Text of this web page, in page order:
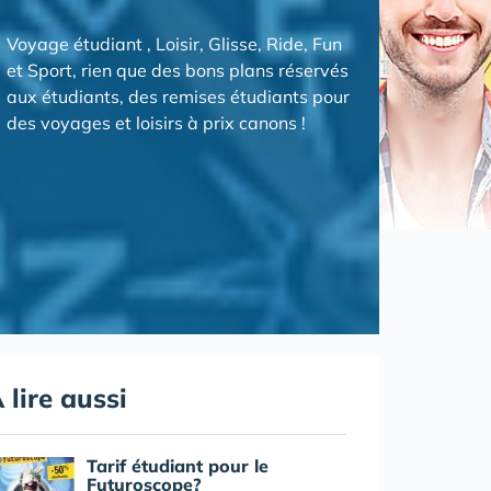
Voyage étudiant , Loisir, Glisse, Ride, Fun
et Sport, rien que des bons plans réservés
aux étudiants, des remises étudiants pour
des voyages et loisirs à prix canons !
lire aussi
Tarif étudiant pour le
Futuroscope?